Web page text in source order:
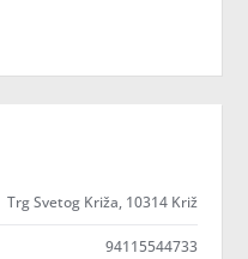
Trg Svetog Križa, 10314 Križ
94115544733